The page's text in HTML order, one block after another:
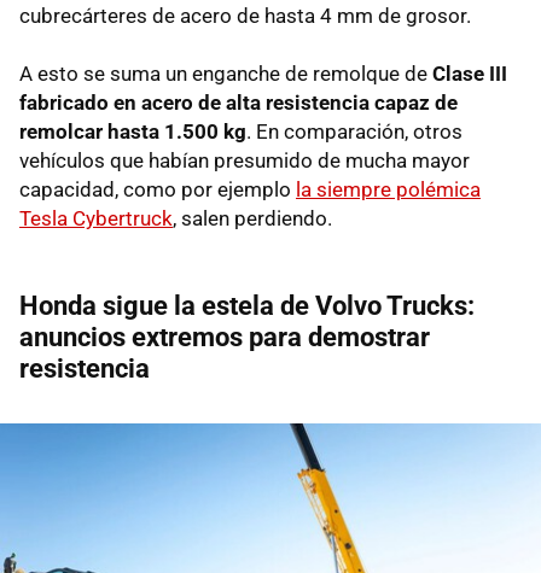
cubrecárteres de acero de hasta 4 mm de grosor.
A esto se suma un enganche de remolque de Clase III
fabricado en acero de alta resistencia capaz de
remolcar hasta 1.500 kg. En comparación, otros
vehículos que habían presumido de mucha mayor
capacidad, como por ejemplo la siempre polémica
Tesla Cybertruck, salen perdiendo.
Honda sigue la estela de Volvo Trucks:
anuncios extremos para demostrar
resistencia